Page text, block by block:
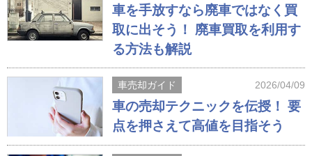
車を手放すなら廃車ではなく買
取に出そう！ 廃車買取を利用す
る方法も解説
車売却ガイド 2026/04/09
車の売却テクニックを伝授！ 要
点を押さえて高値を目指そう